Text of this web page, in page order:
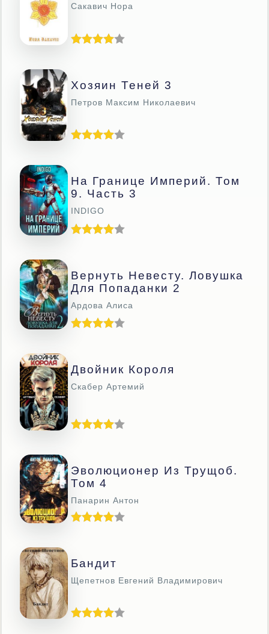
Сакавич Нора
Хозяин Теней 3
Петров Максим Николаевич
На Границе Империй. Том
9. Часть 3
INDIGO
Вернуть Невесту. Ловушка
Для Попаданки 2
Ардова Алиса
Двойник Короля
Скабер Артемий
Эволюционер Из Трущоб.
Том 4
Панарин Антон
Бандит
Щепетнов Евгений Владимирович